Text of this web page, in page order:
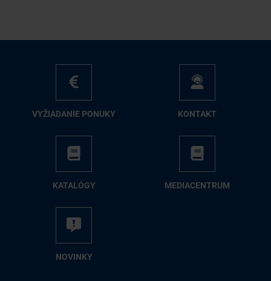
VY­ŽIA­DA­NIE PO­NU­KY KON­TAKT
KA­TA­LÓ­GY ME­DIA­CEN­TRUM
NO­VIN­KY